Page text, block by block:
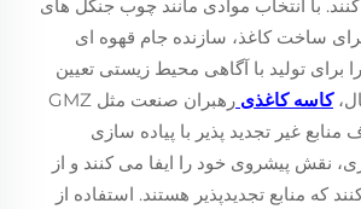
با انتخاب موادی مانند چوب جنگل های
ساخت کاغذ، سازنده جام قهوه ای
برای تولید با آگاهی محیط زیستی تعیین
کاسه کاغذی
رهبران صنعت مثل GMZ
غیر تجدید پذیر با پیاده سازی
نقش پیشروی خود را ایفا می کنند و از
که منابع تجدیدپذیر هستند. استفاده از